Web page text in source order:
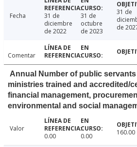
Fecha
31 de
diciembre
de 2022
31 de
octubre
de 2023
31 de
de
Comentar
Annual Number of public servants
ministries trained and accredited/
financial management,
environmental and social
Valor
0.00
0.00 160.00